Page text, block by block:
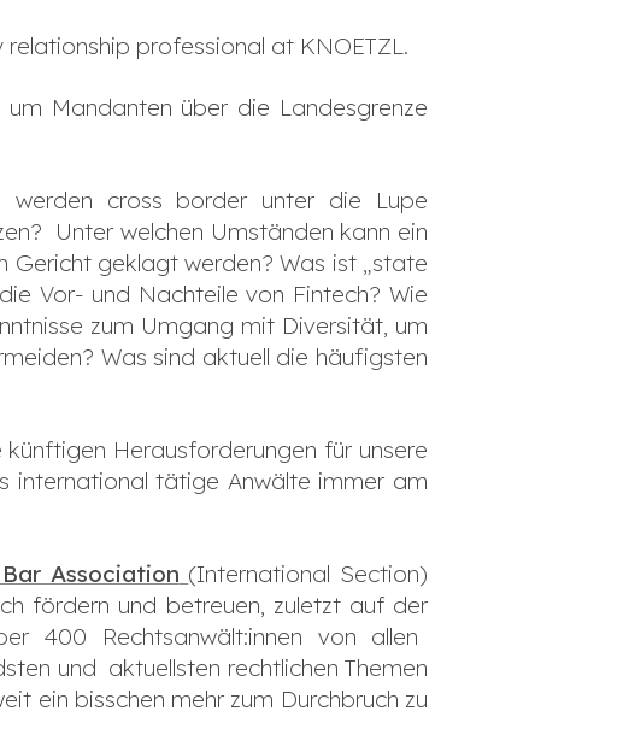
professional at KNOETZL.
Mandanten über die Landesgrenze
werden cross border unter die Lupe
Unter welchen Umständen kann ein
Gericht geklagt werden? Was ist „state
Vor- und Nachteile von Fintech? Wie
zum Umgang mit Diversität, um
Was sind aktuell die häufigsten
Herausforderungen für unsere
international tätige Anwälte immer am
Association (International Section)
fördern und betreuen, zuletzt auf der
400 Rechtsanwält:innen von allen
und aktuellsten rechtlichen Themen
ein bisschen mehr zum Durchbruch zu